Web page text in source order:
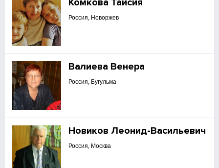
Комкова Таисия
Россия, Новоржев
Валиева Венера
Россия, Бугульма
Новиков Леонид-Васильевич
Россия, Москва